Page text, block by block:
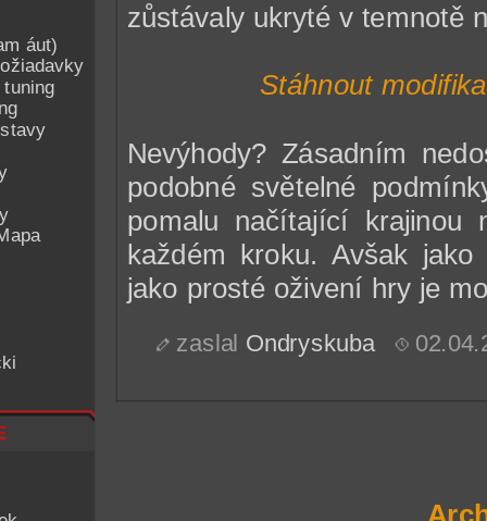
áut)
zůstávaly ukryté v temnotě
Stáhnout
Nevýhody? Zásadním
podobné světelné
pomalu načítající krajinou
každém kroku. Avšak
jako prosté oživení hry je
zaslal Ondryskuba